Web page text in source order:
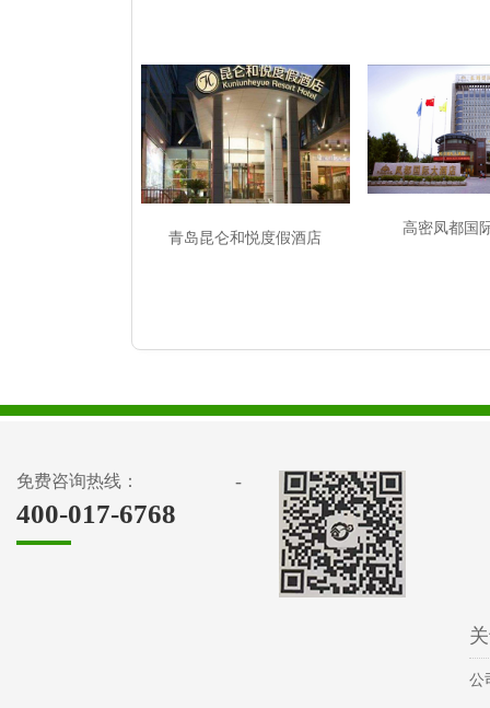
青岛昆仑和悦度假酒店
高密凤都国
-
免费咨询热线：
400-017-6768
公